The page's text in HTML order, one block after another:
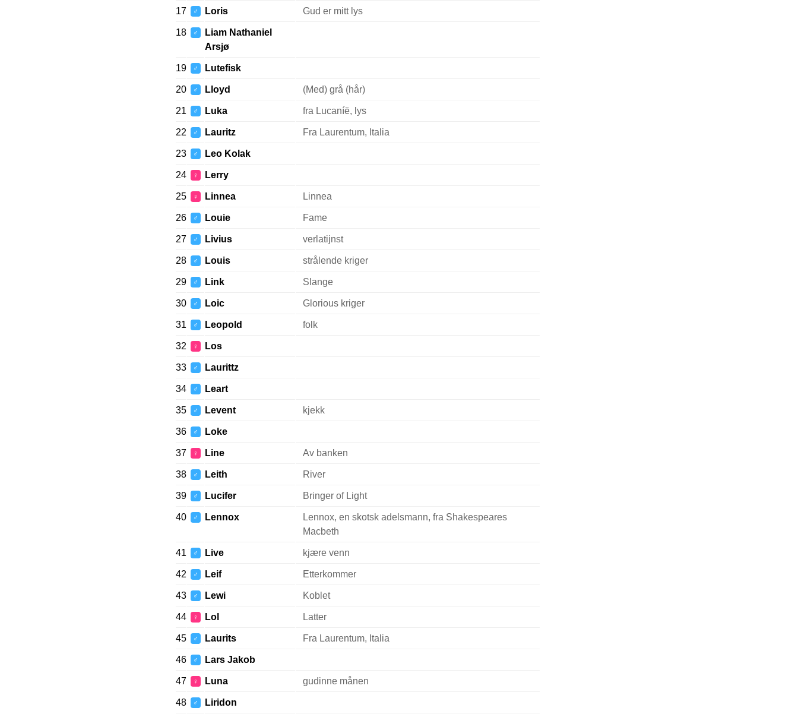
17 ♂ Loris Gud er mitt lys
18 ♂
Liam Nathaniel
Arsjø
19 ♂ Lutefisk
20 ♂ Lloyd (Med) grå (hår)
21 ♂ Luka fra Lucaníë, lys
22 ♂ Lauritz Fra Laurentum, Italia
23 ♂ Leo Kolak
24 ♀ Lerry
25 ♀ Linnea Linnea
26 ♂ Louie Fame
27 ♂ Livius verlatijnst
28 ♂ Louis strålende kriger
29 ♂ Link Slange
30 ♂ Loic Glorious kriger
31 ♂ Leopold folk
32 ♀ Los
33 ♂ Laurittz
34 ♂ Leart
35 ♂ Levent kjekk
36 ♂ Loke
37 ♀ Line Av banken
38 ♂ Leith River
39 ♂ Lucifer Bringer of Light
40 ♂ Lennox
Lennox, en skotsk adelsmann, fra Shakespeares
Macbeth
41 ♂ Live kjære venn
42 ♂ Leif Etterkommer
43 ♂ Lewi Koblet
44 ♀ Lol Latter
45 ♂ Laurits Fra Laurentum, Italia
46 ♂ Lars Jakob
47 ♀ Luna gudinne månen
48 ♂ Liridon